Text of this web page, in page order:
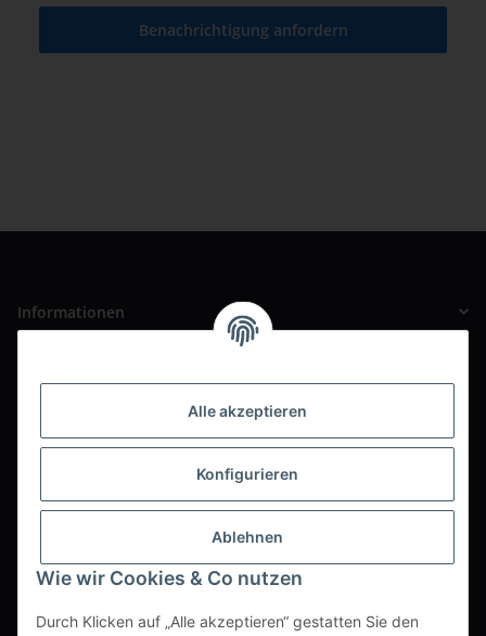
Alle akzeptieren
Konfigurieren
Ablehnen
Wie wir Cookies & Co nutzen
Durch Klicken auf „Alle akzeptieren“ gestatten Sie den
Benachrichtigung anfordern
Informationen
Ortsteil Baiertal
Zwischen den Kirchen 13
69168 Wiesloch